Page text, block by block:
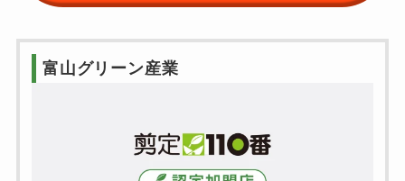
富山グリーン産業